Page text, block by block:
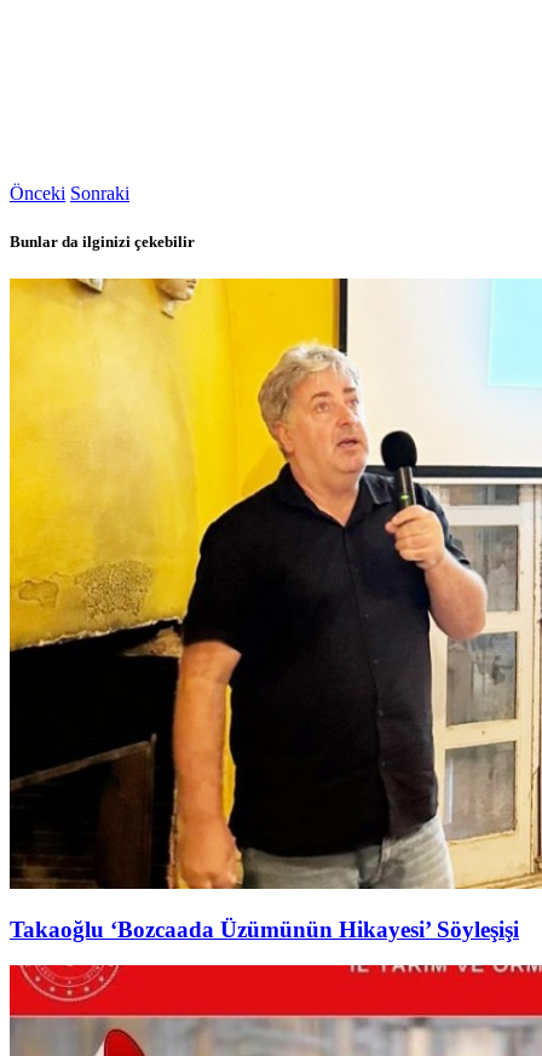
Önceki Sonraki
Bunlar da ilginizi çekebilir
Takaoğlu ‘Bozcaada Üzümünün Hikayesi’ Söyleşişi